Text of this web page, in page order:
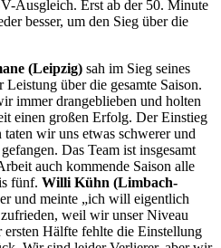
Ausgleich. Erst ab der 50. Minute
besser, um den Sieg über die
(Leipzig) sah im Sieg seines
über die gesamte Saison.
immer drangeblieben und holten
einen großen Erfolg. Der Einstieg
wir uns etwas schwerer und
Das Team ist insgesamt
auch kommende Saison alle
fünf. Willi Kühn (Limbach-
und meinte „ich will eigentlich
weil wir unser Niveau
ersten Hälfte fehlte die Einstellung